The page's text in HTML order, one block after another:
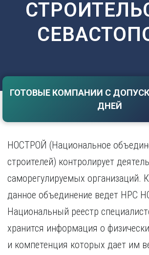
Волгоград
Иваново
Ижевск
Иркутск
К
Казань
Калининград
Калуга
Кемерово
Киров
Краснодар
Красноярск
У
Х
ГОТОВЫЕ КОМПАНИИ С
ДНЕЙ
НОСТРОЙ (Национальное
строителей) контролирует
саморегулируемых организаций.
данное объединение ведет НРС
Национальный реестр
хранится информация о
и компетенция которых дает им